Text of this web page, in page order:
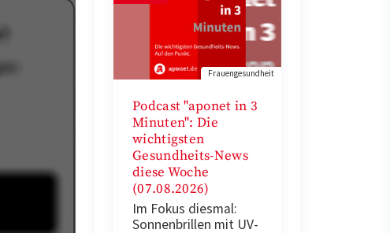
Frauengesundheit
Podcast "aponet in 3
Minuten": Die
wichtigsten
Gesundheits-News
diese Woche
(07.08.2026)
Im Fokus diesmal:
Sonnenbrillen mit UV-